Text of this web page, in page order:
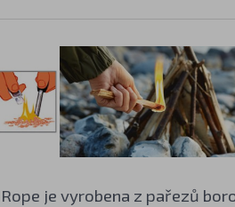
je vyrobena z pařezů